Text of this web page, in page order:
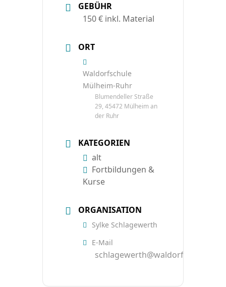
GEBÜHR
150 € inkl. Material
ORT
Waldorfschule
Mülheim-Ruhr
Blumendeller Straße
29, 45472 Mülheim an
der Ruhr
KATEGORIEN
alt
Fortbildungen &
Kurse
ORGANISATION
Sylke Schlagewerth
E-Mail
schlagewerth@waldorfinstitut.de